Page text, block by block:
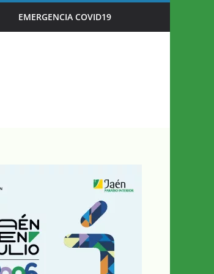
EMERGENCIA COVID19